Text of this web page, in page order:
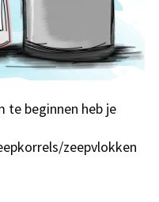
te beginnen heb je
zeepvlokken